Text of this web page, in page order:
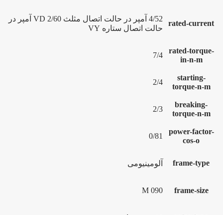
rated-current
4/52 آمپر در حالت اتصال مثلث VD 2/60 آمپر در
حالت اتصال ستاره VY
rated-torque-
in-n-m
7/4
starting-
torque-n-m
2/4
breaking-
torque-n-m
2/3
power-factor-
cos-o
0/81
frame-type آلومینیومی
frame-size
090 M